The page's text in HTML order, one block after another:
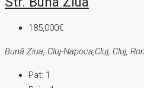
185,000€
Bună Ziua, Cluj-Napoca,Cluj, Cluj,
Pat: 1